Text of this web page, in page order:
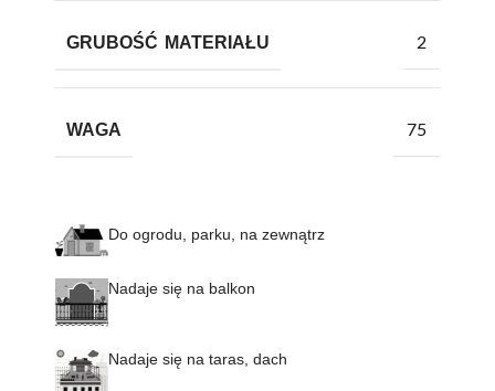
GRUBOŚĆ MATERIAŁU 2
WAGA 75
Do ogrodu, parku, na zewnątrz
Nadaje się na balkon
Nadaje się na taras, dach